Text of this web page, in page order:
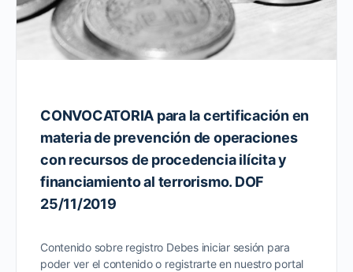
CONVOCATORIA para la certificación en
materia de prevención de operaciones
con recursos de procedencia ilícita y
financiamiento al terrorismo. DOF
25/11/2019
Contenido sobre registro Debes iniciar sesión para
poder ver el contenido o registrarte en nuestro portal